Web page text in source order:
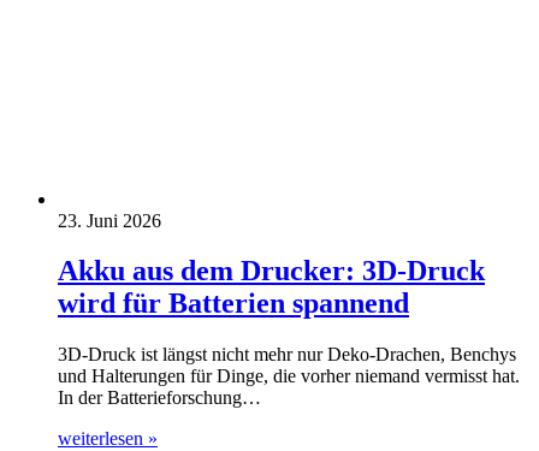
23. Juni 2026
Akku aus dem Drucker: 3D-Druck
wird für Batterien spannend
3D-Druck ist längst nicht mehr nur Deko-Drachen, Benchys
und Halterungen für Dinge, die vorher niemand vermisst hat.
In der Batterieforschung…
weiterlesen »